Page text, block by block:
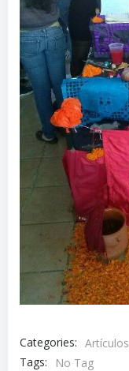
Categories: Artículos
Tags:
No Tag